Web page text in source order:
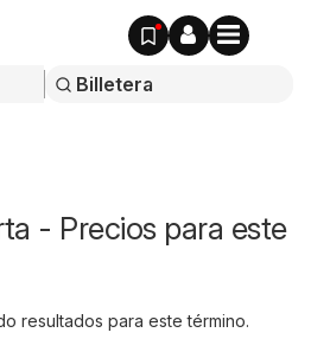
- Precios para este
resultados para este término.